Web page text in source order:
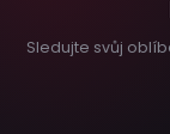
Sledujte svůj